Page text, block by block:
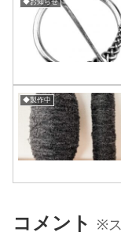
◆お知らせ
◆製作中
コメント ※